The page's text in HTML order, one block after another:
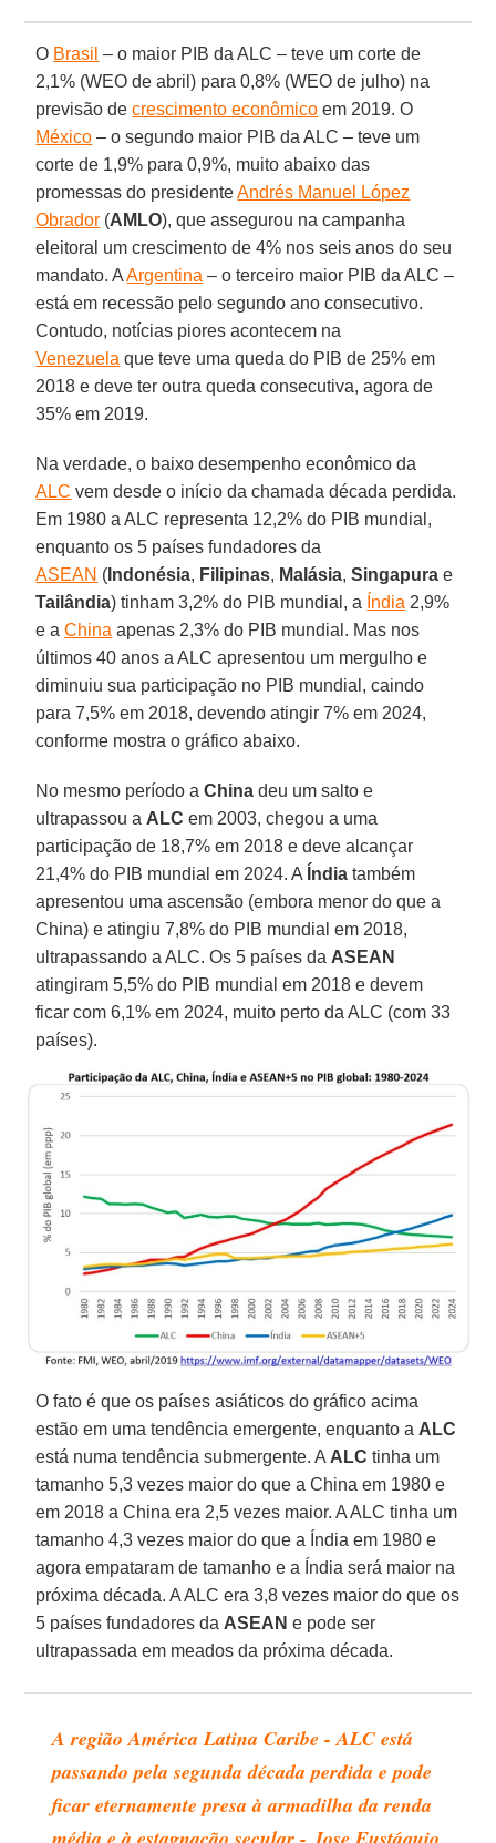
O Brasil – o maior PIB da ALC – teve um corte de
2,1% (WEO de abril) para 0,8% (WEO de julho) na
previsão decrescimento econômico em 2019. O
México – o segundo maior PIB da ALC – teve um
corte de 1,9% para 0,9%, muito abaixo das
promessas do presidenteAndrés Manuel López
Obrador (AMLO), que assegurou na campanha
eleitoral um crescimento de 4% nos seis anos do seu
mandato. AArgentina – o terceiro maior PIB da ALC –
está em recessão pelo segundo ano consecutivo.
Contudo, notícias piores acontecem na
Venezuela que teve uma queda do PIB de 25% em
2018 e deve ter outra queda consecutiva, agora de
35% em 2019.
Na verdade, o baixo desempenho econômico da
ALC vem desde o início da chamada década perdida.
Em 1980 a ALC representa 12,2% do PIB mundial,
enquanto os 5 países fundadores da
ASEAN ( Indonésia, Filipinas, Malásia,Singapura e
Tailândia) tinham 3,2% do PIB mundial, a Índia 2,9%
e aChina apenas 2,3% do PIB mundial. Mas nos
últimos 40 anos a ALC apresentou um mergulho e
diminuiu sua participação no PIB mundial, caindo
para 7,5% em 2018, devendo atingir 7% em 2024,
conforme mostra o gráfico abaixo.
No mesmo período aChina deu um salto e
ultrapassou a ALC em 2003, chegou a uma
participação de 18,7% em 2018 e deve alcançar
21,4% do PIB mundial em 2024. A Índia também
apresentou uma ascensão (embora menor do que a
China) e atingiu 7,8% do PIB mundial em 2018,
ultrapassando a ALC. Os 5 países da ASEAN
atingiram 5,5% do PIB mundial em 2018 e devem
ficar com 6,1% em 2024, muito perto da ALC (com 33
países).
O fato é que os países asiáticos do gráfico acima
estão em uma tendência emergente, enquanto a ALC
está numa tendência submergente. A ALC tinha um
tamanho 5,3 vezes maior do que a China em 1980 e
em 2018 a China era 2,5 vezes maior. A ALC tinha um
tamanho 4,3 vezes maior do que a Índia em 1980 e
agora empataram de tamanho e a Índia será maior na
próxima década. A ALC era 3,8 vezes maior do que os
5 países fundadores da ASEAN e pode ser
ultrapassada em meados da próxima década.
A região América Latina Caribe - ALC está
passando pela segunda década perdida e pode
ficar eternamente presa à armadilha da renda